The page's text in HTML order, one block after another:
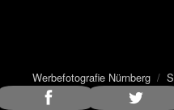
Werbefotografie Nürnberg /
18